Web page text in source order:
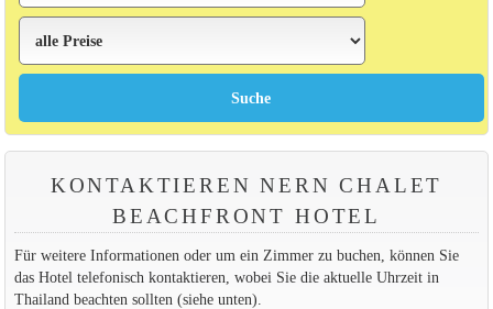
KONTAKTIEREN NERN CHALET
BEACHFRONT HOTEL
Für weitere Informationen oder um ein Zimmer zu buchen, können Sie
das Hotel telefonisch kontaktieren, wobei Sie die aktuelle Uhrzeit in
Thailand beachten sollten (siehe unten).